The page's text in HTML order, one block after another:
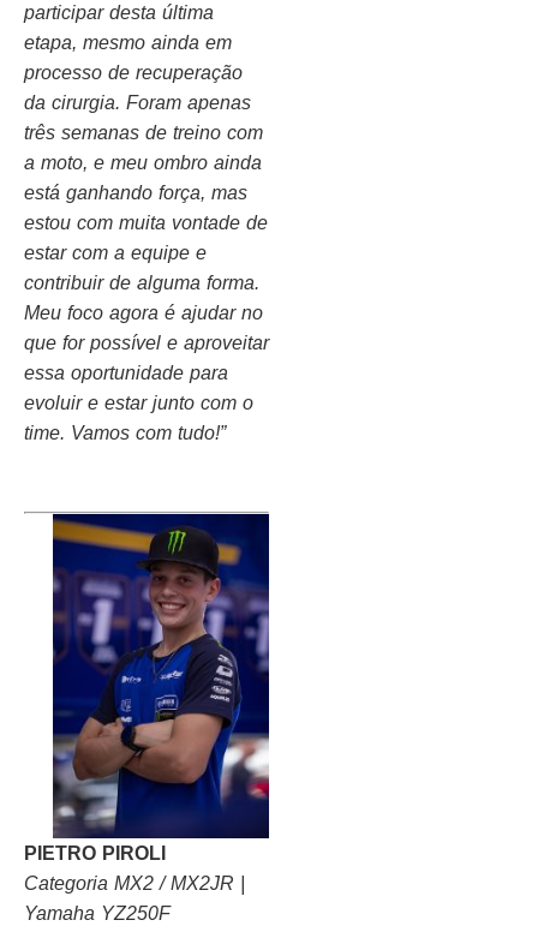
participar desta última
etapa, mesmo ainda em
processo de recuperação
da cirurgia. Foram apenas
três semanas de treino com
a moto, e meu ombro ainda
está ganhando força, mas
estou com muita vontade de
estar com a equipe e
contribuir de alguma forma.
Meu foco agora é ajudar no
que for possível e aproveitar
essa oportunidade para
evoluir e estar junto com o
time. Vamos com tudo!”
PIETRO PIROLI
Categoria MX2 / MX2JR |
Yamaha YZ250F